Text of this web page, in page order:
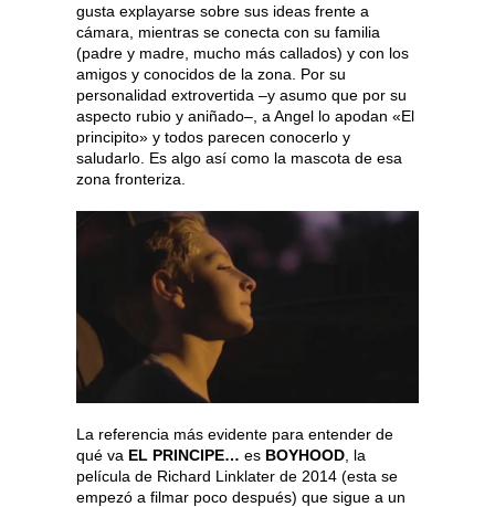
gusta explayarse sobre sus ideas frente a
cámara, mientras se conecta con su familia
(padre y madre, mucho más callados) y con los
amigos y conocidos de la zona. Por su
personalidad extrovertida –y asumo que por su
aspecto rubio y aniñado–, a Angel lo apodan «El
principito» y todos parecen conocerlo y
saludarlo. Es algo así como la mascota de esa
zona fronteriza.
La referencia más evidente para entender de
qué va EL PRINCIPE… es BOYHOOD , la
película de Richard Linklater de 2014 (esta se
empezó a filmar poco después) que sigue a un